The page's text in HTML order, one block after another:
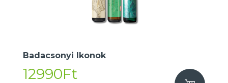
Badacsonyi Ikonok
12990Ft